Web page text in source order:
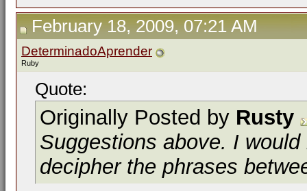
February 18, 2009, 07:21 AM
DeterminadoAprender
Ruby
Quote:
Originally Posted by Rusty
Suggestions above. I
decipher the phrases